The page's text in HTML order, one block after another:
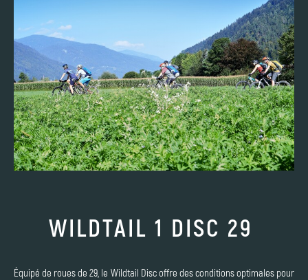
WILDTAIL 1 DISC 29
Équipé de roues de 29, le Wildtail Disc offre des conditions optimales pour